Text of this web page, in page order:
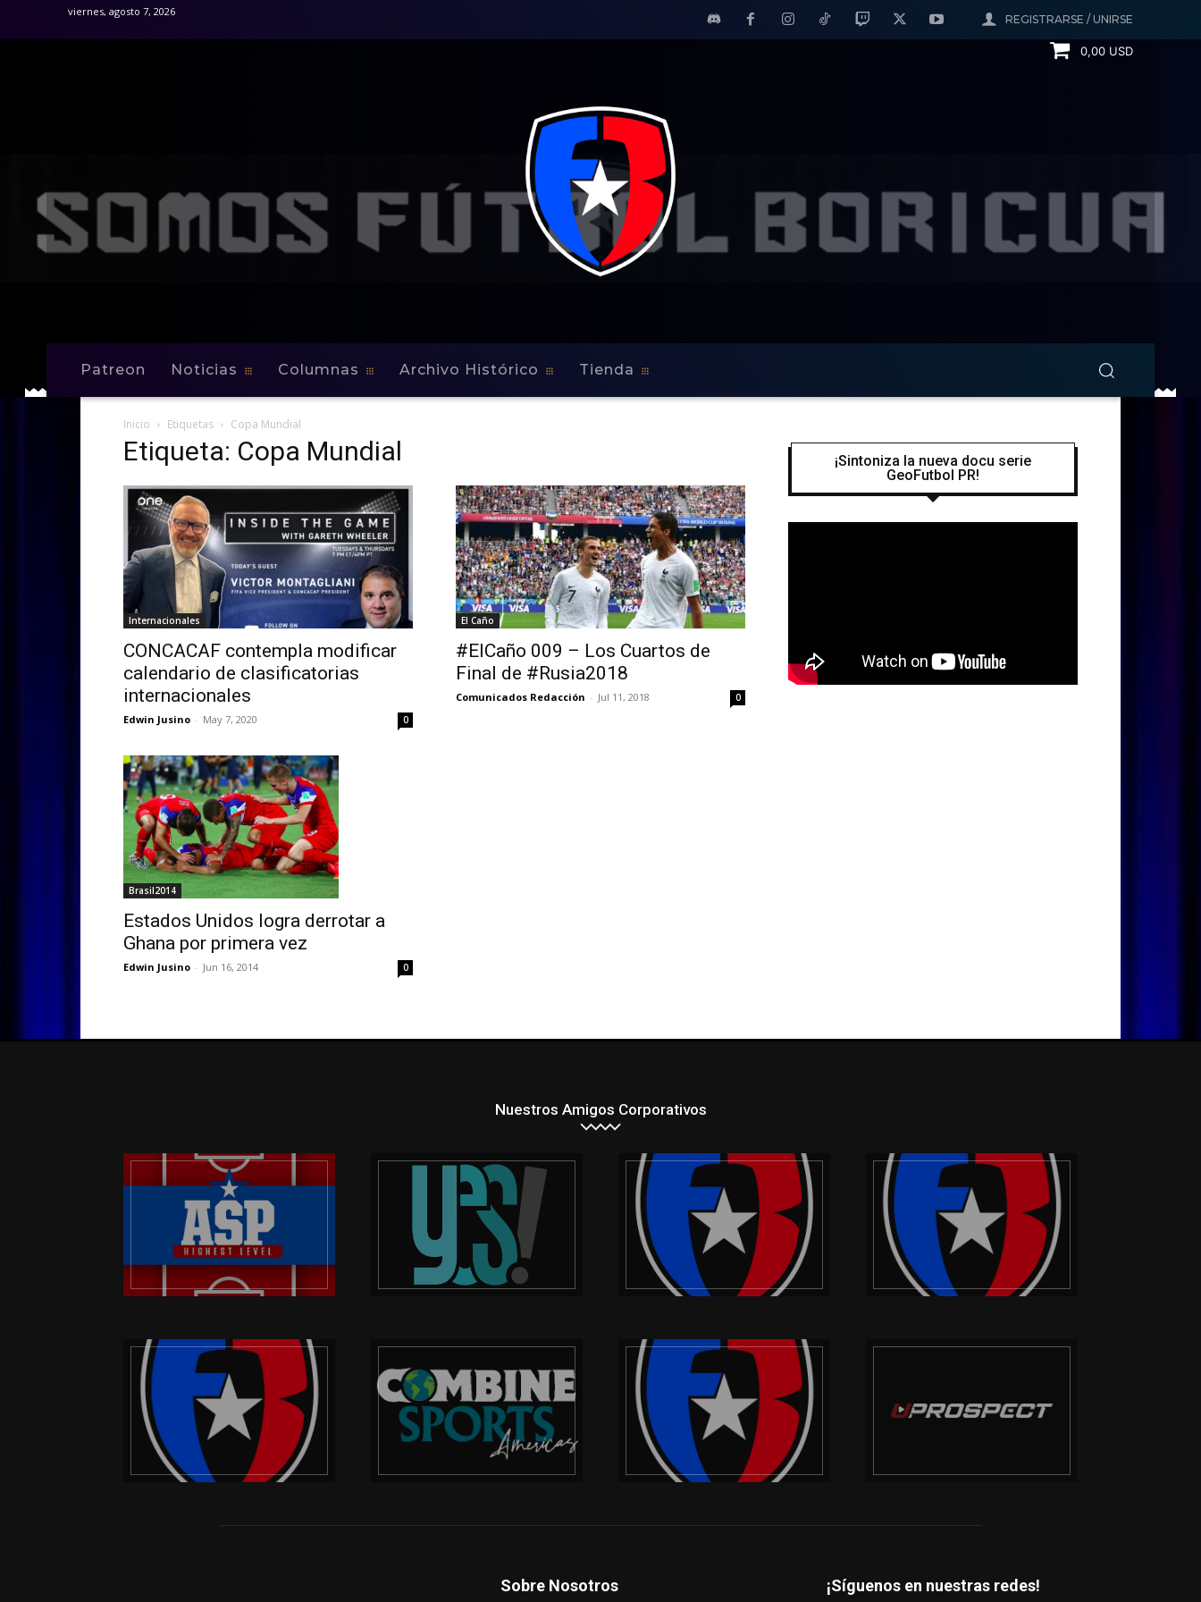
REGISTRARSE / UNIRSE
viernes, agosto 7, 2026
0,00 USD
Patreon Noticias Columnas Archivo Histórico Tienda
Inicio Etiquetas Copa Mundial
Etiqueta: Copa Mundial
Internacionales
CONCACAF contempla modificar
calendario de clasificatorias
internacionales
Edwin Jusino - May 7, 2020 0
El Caño
#ElCaño 009 – Los Cuartos de
Final de #Rusia2018
Comunicados Redacción - Jul 11, 2018 0
Brasil2014
Estados Unidos logra derrotar a
Ghana por primera vez
Edwin Jusino - Jun 16, 2014 0
¡Sintoniza la nueva docu serie
GeoFutbol PR!
Nuestros Amigos Corporativos
Sobre Nosotros ¡Síguenos en nuestras redes!